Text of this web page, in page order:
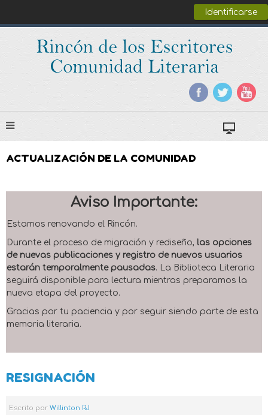
Identificarse
ACTUALIZACIÓN DE LA COMUNIDAD
Aviso Importante:
Estamos renovando el Rincón.
Durante el proceso de migración y rediseño, las opciones
de nuevas publicaciones y registro de nuevos usuarios
estarán temporalmente pausadas. La Biblioteca Literaria
seguirá disponible para lectura mientras preparamos la
nueva etapa del proyecto.
Gracias por tu paciencia y por seguir siendo parte de esta
memoria literaria.
RESIGNACIÓN
Escrito por Willinton RJ